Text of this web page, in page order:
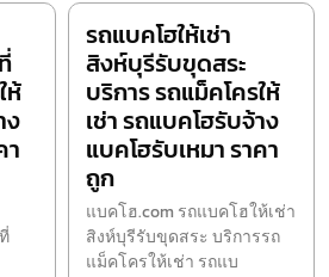
ห้
ง
า
รถแบคโฮให้เช่า
สิงห์บุรีรับขุดสระ
บริการ รถแม็คโครให้
เช่า รถแบคโฮรับจ้าง
แบคโฮรับเหมา ราคา
ถูก
แบคโฮ.com รถแบคโฮให้เช่า
สิงห์บุรีรับขุดสระ บริการรถ
แม็คโครให้เช่า รถแบ